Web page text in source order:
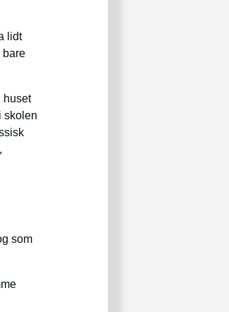
lidt
bare
huset
skolen
som